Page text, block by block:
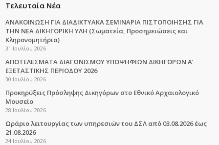
Τελευταία Νέα
ΑΝΑΚΟΙΝΩΣΗ ΓΙΑ ΔΙΑΔΙΚΤΥΑΚΑ ΣΕΜΙΝΑΡΙΑ ΠΙΣΤΟΠΟΙΗΣΗΣ ΓΙΑ
ΤΗΝ ΝΕΑ ΔΙΚΗΓΟΡΙΚΗ ΥΛΗ (Σωματεία, Προσημειώσεις και
Κληρονομητήρια)
31 Ιουλίου 2026
ΑΠΟΤΕΛΕΣΜΑΤΑ ΔΙΑΓΩΝΙΣΜΟΥ ΥΠΟΨΗΦΙΩΝ ΔΙΚΗΓΟΡΩΝ Α’
ΕΞΕΤΑΣΤΙΚΗΣ ΠΕΡΙΟΔΟΥ 2026
30 Ιουλίου 2026
Προκηρύξεις Πρόσληψης Δικηγόρων στο Εθνικό Αρχαιολογικό
Μουσείο
28 Ιουλίου 2026
Ωράριο λειτουργίας των υπηρεσιών του ΔΣΛ από 03.08.2026 έως
21.08.2026
24 Ιουλίου 2026